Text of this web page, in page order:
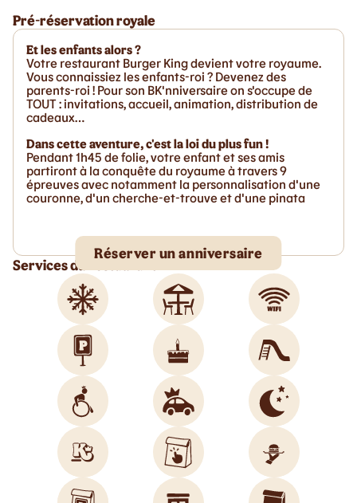
Pré-réservation royale
Et les enfants alors ?
Votre restaurant Burger King devient votre royaume.
Vous connaissiez les enfants-roi ? Devenez des
parents-roi ! Pour son BK'nniversaire on s'occupe de
TOUT : invitations, accueil, animation, distribution de
cadeaux…
Dans cette aventure, c'est la loi du plus fun !
Pendant 1h45 de folie, votre enfant et ses amis
partiront à la conquête du royaume à travers 9
épreuves avec notamment la personnalisation d'une
couronne, d'un cherche-et-trouve et d'une pinata
Réserver un anniversaire
Services du restaurant